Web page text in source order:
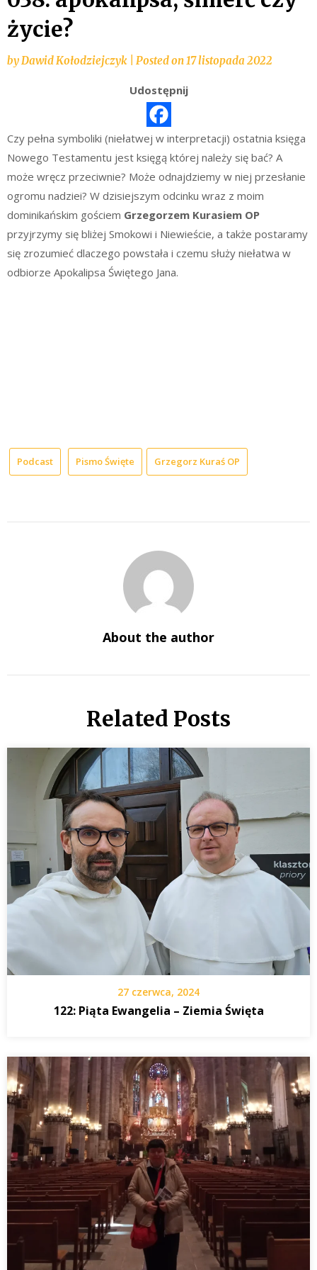
życie?
byDawid Kołodziejczyk Posted on17 listopada 2022
Udostępnij
Czy pełna symboliki (niełatwej w interpretacji) ostatnia księga
Nowego Testamentu jest księgą której należy się bać? A
może wręcz przeciwnie? Może odnajdziemy w niej przesłanie
ogromu nadziei? W dzisiejszym odcinku wraz z moim
dominikańskim gościem Grzegorzem Kurasiem OP
przyjrzymy się bliżej Smokowi i Niewieście, a także postaramy
się zrozumieć dlaczego powstała i czemu służy niełatwa w
odbiorze Apokalipsa Świętego Jana.
Podcast Pismo Święte Grzegorz Kuraś OP
About the author
Related Posts
27 czerwca, 2024
122: Piąta Ewangelia – Ziemia Święta